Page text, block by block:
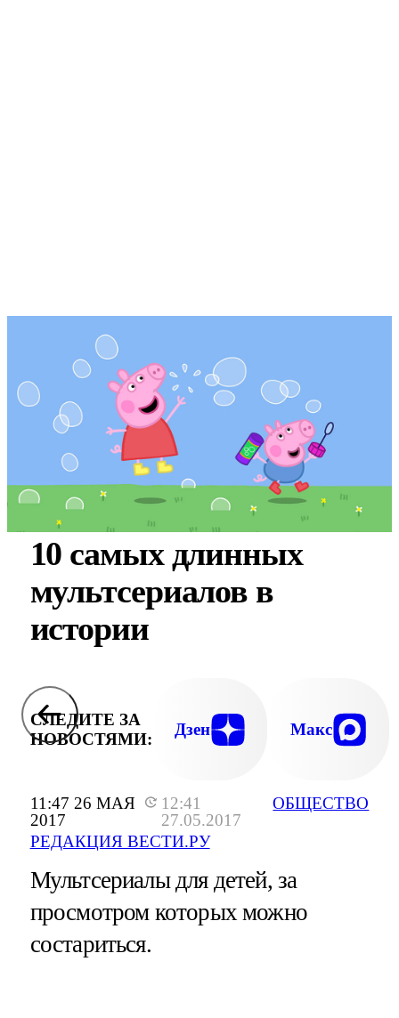
11:47 26 МАЯ
2017
12:41
27.05.2017
РЕДАКЦИЯ ВЕСТИ.РУ
ОБЩЕСТВО
10 самых длинных
мультсериалов в
истории
СЛЕДИТЕ ЗА
НОВОСТЯМИ:
Дзен Макс
Мультсериалы для детей, за
просмотром которых можно
состариться.